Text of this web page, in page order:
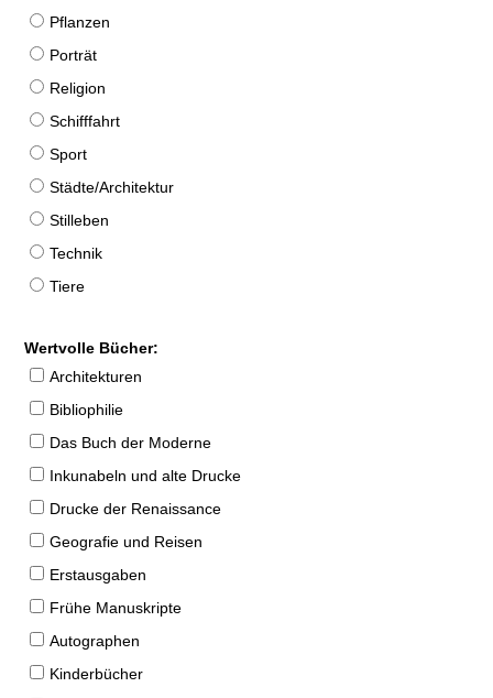
Pflanzen
Porträt
Religion
Schifffahrt
Sport
Städte/Architektur
Stilleben
Technik
Tiere
Wertvolle Bücher:
Architekturen
Bibliophilie
Das Buch der Moderne
Inkunabeln und alte Drucke
Drucke der Renaissance
Geografie und Reisen
Erstausgaben
Frühe Manuskripte
Autographen
Kinderbücher